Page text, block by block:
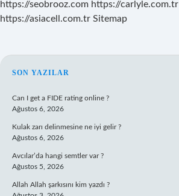
https://seobrooz.com https://carlyle.com.tr
https://asiacell.com.tr Sitemap
SIDEBAR
SON YAZILAR
Can I get a FIDE rating online ?
Ağustos 6, 2026
Kulak zarı delinmesine ne iyi gelir ?
Ağustos 6, 2026
Avcılar’da hangi semtler var ?
Ağustos 5, 2026
Allah Allah şarkısını kim yazdı ?